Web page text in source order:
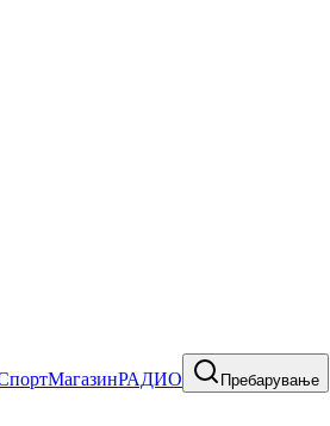
МагазинРАДИО Пребарување